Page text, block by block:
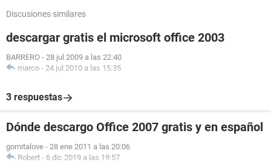
Discusiones similares
descargar gratis el microsoft office 2003
BARRERO - 28 jul 2009 a las 22:40
marco - 24 jul 2010 a las 15:35
3 respuestas
Dónde descargo Office 2007 gratis y en español
gomitalove - 28 ene 2011 a las 20:06
Robert - 6 dic 2019 a las 19:57